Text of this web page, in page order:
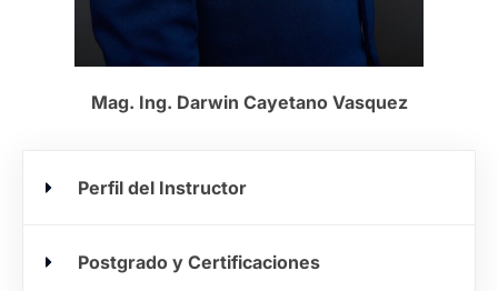
Mag. Ing. Darwin Cayetano Vasquez
Perfil del Instructor
Postgrado y Certificaciones